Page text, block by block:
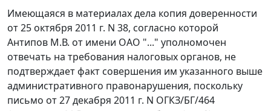
Имеющаяся в материалах дела копия доверенности
от 25 октября 2011 г. N 38, согласно которой
Антипов М.В. от имени ОАО "..." уполномочен
отвечать на требования налоговых органов, не
подтверждает факт совершения им указанного выше
административного правонарушения, поскольку
письмо от 27 декабря 2011 г. N ОГКЗ/БГ/464